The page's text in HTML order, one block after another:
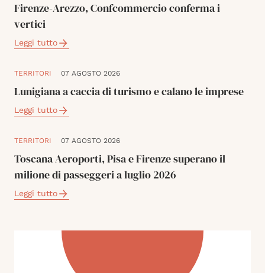
Firenze-Arezzo, Confcommercio conferma i
vertici
Leggi tutto
TERRITORI 07 AGOSTO 2026
Lunigiana a caccia di turismo e calano le imprese
Leggi tutto
TERRITORI 07 AGOSTO 2026
Toscana Aeroporti, Pisa e Firenze superano il
milione di passeggeri a luglio 2026
Leggi tutto